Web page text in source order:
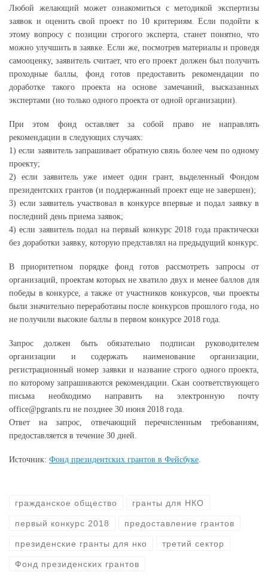
Любой желающий может ознакомиться с методикой экспертизы
заявок и оценить свой проект по 10 критериям. Если подойти к
этому вопросу с позиции строгого эксперта, станет понятно, что
можно улучшить в заявке. Если же, посмотрев материалы и проведя
самооценку, заявитель считает, что его проект должен был получить
проходные баллы, фонд готов предоставить рекомендации по
доработке такого проекта на основе замечаний, высказанных
экспертами (но только одного проекта от одной организации).
При этом фонд оставляет за собой право не направлять
рекомендации в следующих случаях:
1) если заявитель запрашивает обратную связь более чем по одному
проекту;
2) если заявитель уже имеет один грант, выделенный Фондом
президентских грантов (и поддержанный проект еще не завершен);
3) если заявитель участвовал в конкурсе впервые и подал заявку в
последний день приема заявок;
4) если заявитель подал на первый конкурс 2018 года практически
без доработки заявку, которую представлял на предыдущий конкурс.
В приоритетном порядке фонд готов рассмотреть запросы от
организаций, проектам которых не хватило двух и менее баллов для
победы в конкурсе, а также от участников конкурсов, чьи проекты
были значительно переработаны после конкурсов прошлого года, но
не получили высокие баллы в первом конкурсе 2018 года.
Запрос должен быть обязательно подписан руководителем
организации и содержать наименование организации,
регистрационный номер заявки и название строго одного проекта,
по которому запрашиваются рекомендации. Скан соответствующего
письма необходимо направить на электронную почту
office@pgrants.ru не позднее 30 июня 2018 года.
Ответ на запрос, отвечающий перечисленным требованиям,
предоставляется в течение 30 дней.
Источник: Фонд президентских грантов в Фейсбуке
гражданское общество гранты для НКО
первый конкурс 2018 предоставление грантов
президенские гранты для нко третий сектор
Фонд президенских грантов